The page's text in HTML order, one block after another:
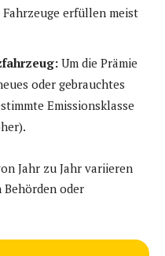
erfüllen meist
Um die Prämie
oder gebrauchtes
Emissionsklasse
Jahr zu Jahr variieren
oder